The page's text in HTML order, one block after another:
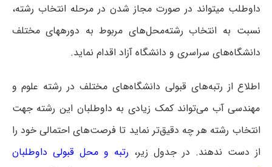
داوطلب می‎تواند در صورت مجاز شدن در مرحله انتخاب رشته،
نسبت به انتخاب رشته‌محل‌های مربوط به دوره‎های مختلف
دانشگاه‌های سراسری و دانشگاه آزاد اقدام نماید.
اطلاع از رتبه‌های قبولی دانشگاه‌های مختلف در رشته علوم و
مهندسی آب می‌تواند کمک زیادی به داوطلبان این رشته جهت
انتخاب رشته هر چه دقیق‌تر نماید تا فرصت‌های احتمالی خود را
از دست ندهند. در جدول زیر، رتبه و محل قبولی داوطلبان